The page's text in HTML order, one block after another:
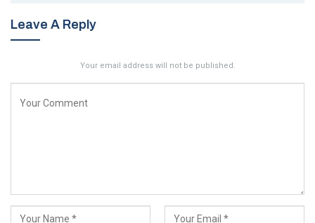
Leave A Reply
Your email address will not be published.